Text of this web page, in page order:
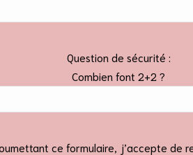
Question de sécurité :
Combien font 2+2 ?
ce formulaire, j’accepte de